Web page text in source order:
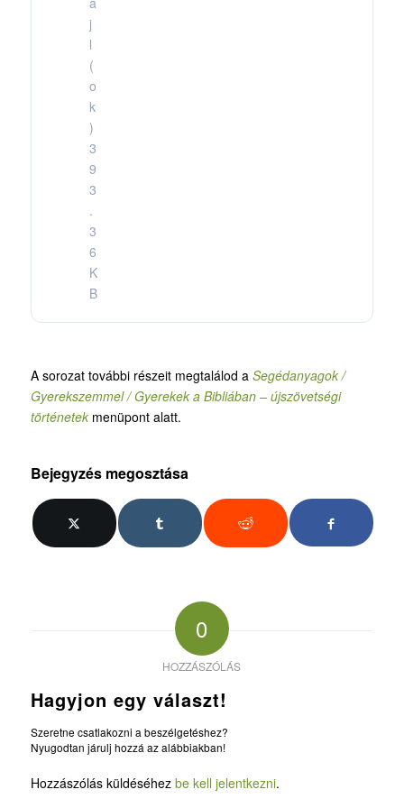
j
l
(
o
k
)
3
9
3
.
3
6
K
B
A sorozat további részeit megtalálod a Segédanyagok /
Gyerekszemmel / Gyerekek a Bibliában – újszövetségi
történetek menüpont alatt.
Bejegyzés megosztása
0
HOZZÁSZÓLÁS
Hagyjon egy választ!
Szeretne csatlakozni a beszélgetéshez?
Nyugodtan járulj hozzá az alábbiakban!
Hozzászólás küldéséhez be kell jelentkezni.